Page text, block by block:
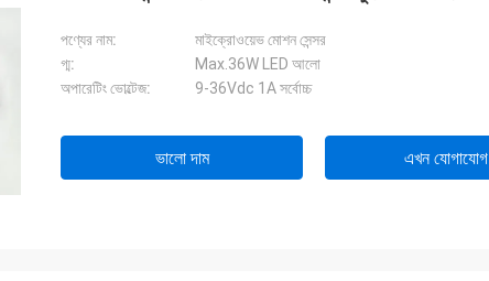
পণ্যের নাম:
মাইক্রোওয়েভ মোশন সেন্সর
গ্ম:
Max.36W LED আলো
অপারেটিং ভোল্টেজ:
9-36Vdc 1A সর্বোচ্চ
ভালো দাম এখন যোগাযোগ